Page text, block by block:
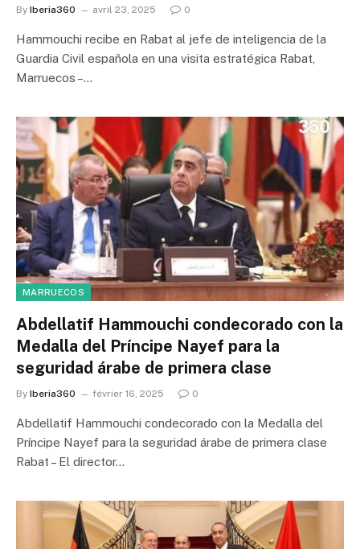
By Iberia360 avril 23, 2025 0
Hammouchi recibe en Rabat al jefe de inteligencia de la
Guardia Civil española en una visita estratégica Rabat,
Marruecos –…
MARRUECOS
Abdellatif Hammouchi condecorado con la
Medalla del Príncipe Nayef para la
seguridad árabe de primera clase
By Iberia360 février 16, 2025 0
Abdellatif Hammouchi condecorado con la Medalla del
Príncipe Nayef para la seguridad árabe de primera clase
Rabat – El director…